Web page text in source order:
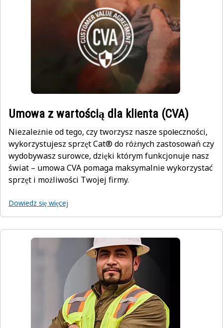
Umowa z wartością dla klienta (CVA)
Niezależnie od tego, czy tworzysz nasze społeczności,
wykorzystujesz sprzęt Cat® do różnych zastosowań czy
wydobywasz surowce, dzięki którym funkcjonuje nasz
świat – umowa CVA pomaga maksymalnie wykorzystać
sprzęt i możliwości Twojej firmy.
Dowiedz się więcej